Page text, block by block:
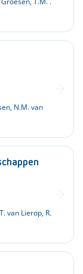
, N.M. van
van Lierop, R.